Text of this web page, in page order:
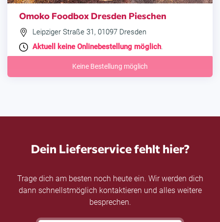
Omoko Foodbox Dresden Pieschen
Leipziger Straße 31, 01097 Dresden
Aktuell keine Onlinebestellung möglich.
Keine Bestellung möglich
Dein Lieferservice fehlt hier?
Trage dich am besten noch heute ein. Wir werden dich
dann schnellstmöglich kontaktieren und alles weitere
besprechen.